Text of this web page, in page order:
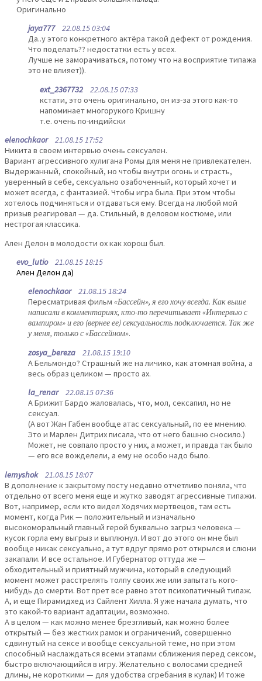
Оригинально
jaya77722.08.15 03:04
Да..у этого конкретного актёра такой дефект от рождения.
Что поделать?? недостатки есть у всех.
Лучше не заморачиваться, потому что на восприятие типажа
это не влияет)).
ext_2367732 22.08.15 07:33
кстати, это очень оригинально, он из-за этого как-то
напоминает многорукого Кришну
т.е. очень по-индийски
elenochkaor21.08.15 17:52
Никита в своем интервью очень сексуален.
Вариант агрессивного хулигана Ромы для меня не привлекателен.
Выдержанный, спокойный, но чтобы внутри огонь и страсть,
уверенный в себе, сексуально озабоченный, который хочет и
может всегда, с фантазией. Чтобы игра была. При этом чтобы
хотелось подчиняться и отдаваться ему. Всегда на любой мой
призыв реагировал — да. Стильный, в деловом костюме, или
нестрогая классика.
Ален Делон в молодости ох как хорош был.
evo_lutio21.08.15 18:15
Ален Делон да)
elenochkaor21.08.15 18:24
Пересматривая фильм «Бассейн», я его хочу всегда. Как выше
написали в комментариях, кто-то перечитывает «Интервью с
вампиром» и его (вернее ее) сексуальность подключается. Так же
у меня, только с «Бассейном».
zosya_bereza 21.08.15 19:10
А Бельмондо? Страшный же на личико, как атомная война, а
весь образ целиком — просто ах.
la_renar22.08.15 07:36
А Брижит Бардо жаловалась, что, мол, сексапил, но не
сексуал.
(А вот Жан Габен вообще атас сексуальный, по ее мнению.
Это и Марлен Дитрих писала, что от него башню сносило.)
Может, не совпало просто у них, а может, и правда так было
— его все вожделели, а ему не особо надо было.
lemyshok21.08.15 18:07
В дополнение к закрытому посту недавно отчетливо поняла, что
отдельно от всего меня еще и жутко заводят агрессивные типажи.
Вот, например, если кто видел Ходячих мертвецов, там есть
момент, когда Рик — положительный и изначально
высокоморальный главный герой буквально загрыз человека —
кусок горла ему выгрыз и выплюнул. И вот до этого он мне был
вообще никак сексуально, а тут вдруг прямо рот открылся и слюни
закапали. И все остальное. И Губернатор оттуда же —
обходительный и приятный мужчина, который в следующий
момент может расстрелять толпу своих же или запытать кого-
нибудь до смерти. Вот прет все равно этот психопатичный типаж.
А, и еще Пирамидхед из Сайлент Хилла. Я уже начала думать, что
это какой-то вариант адаптации, возможно.
А в целом — как можно менее брезгливый, как можно более
открытый — без жестких рамок и ограничений, совершенно
сдвинутый на сексе и вообще сексуальной теме, но при этом
способный наслаждаться всеми этапами сближения перед сексом,
быстро включающийся в игру. Желательно с волосами средней
длины, не короткими — для удобства сгребания в кулак) И тоже